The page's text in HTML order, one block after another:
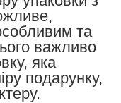
та
важливо
яка
подарунку,